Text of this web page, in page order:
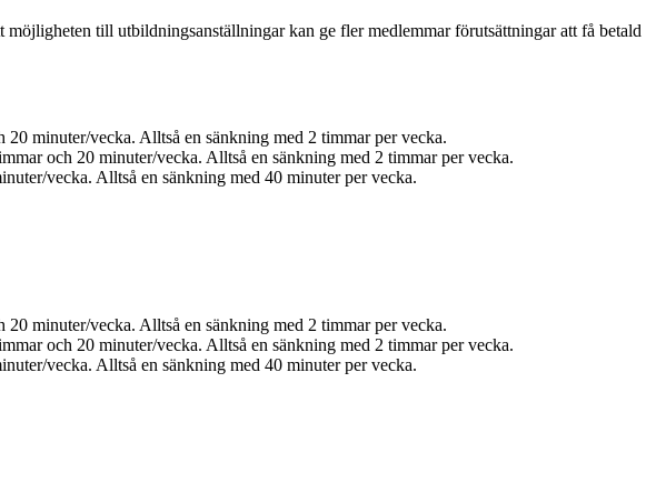
till utbildningsanställningar kan ge fler medlemmar förutsättningar att få betald
minuter/vecka. Alltså en sänkning med 2 timmar per vecka.
och 20 minuter/vecka. Alltså en sänkning med 2 timmar per vecka.
vecka. Alltså en sänkning med 40 minuter per vecka.
minuter/vecka. Alltså en sänkning med 2 timmar per vecka.
och 20 minuter/vecka. Alltså en sänkning med 2 timmar per vecka.
vecka. Alltså en sänkning med 40 minuter per vecka.